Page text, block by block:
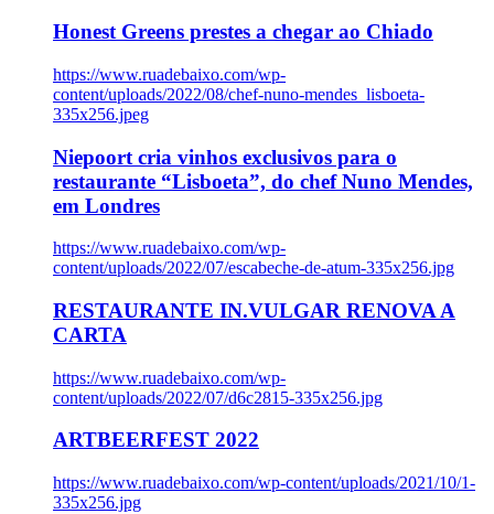
Honest Greens prestes a chegar ao Chiado
https://www.ruadebaixo.com/wp-
content/uploads/2022/08/chef-nuno-mendes_lisboeta-
335x256.jpeg
Niepoort cria vinhos exclusivos para o
restaurante “Lisboeta”, do chef Nuno Mendes,
em Londres
https://www.ruadebaixo.com/wp-
content/uploads/2022/07/escabeche-de-atum-335x256.jpg
RESTAURANTE IN.VULGAR RENOVA A
CARTA
https://www.ruadebaixo.com/wp-
content/uploads/2022/07/d6c2815-335x256.jpg
ARTBEERFEST 2022
https://www.ruadebaixo.com/wp-content/uploads/2021/10/1-
335x256.jpg